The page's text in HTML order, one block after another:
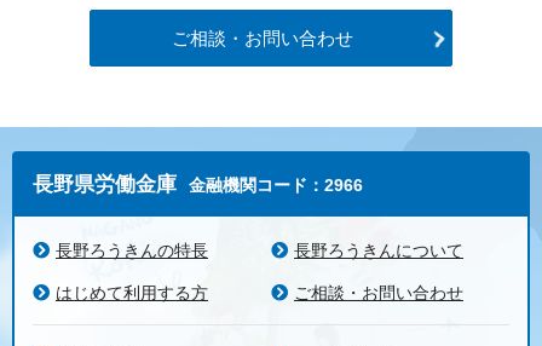
ご相談・お問い合わせ
長野県労働金庫 金融機関コード：2966
長野ろうきんの特長 長野ろうきんについて
はじめて利用する方 ご相談・お問い合わせ